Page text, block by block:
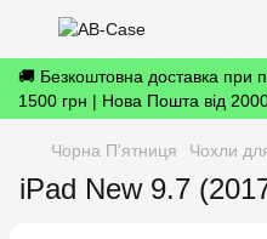
🚚 Безкоштовна доставка при
1500 грн | Нова Пошта від
Чорна П'ятниця Чохли
iPad New 9.7